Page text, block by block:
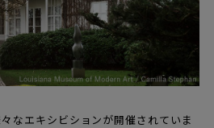
なエキシビションが開催されていま